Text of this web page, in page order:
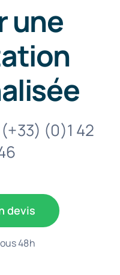
une
(+33) (0)1 42
devis
48h